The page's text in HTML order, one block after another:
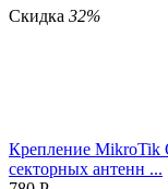
Скидка 32%
Крепление MikroTik
секторных антенн ...